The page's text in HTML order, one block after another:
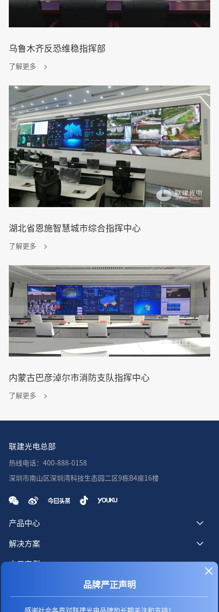
乌鲁木齐反恐维稳指挥部
了解更多
湖北省恩施智慧城市综合指挥中心
了解更多
内蒙古巴彦淖尔市消防支队指挥中心
了解更多
联建光电总部
热线电话：400-888-0158
深圳市南山区深圳湾科技生态园二区9栋B4座16楼
产品中心
解决方案
应用案例
新闻资讯
品牌严正声明
感谢社会各界对联建光电品牌的长期关注和支持！